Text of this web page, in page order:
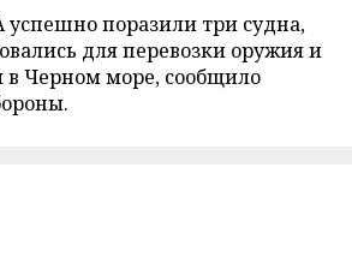
успешно поразили три судна,
для перевозки оружия и
в Черном море, сообщило